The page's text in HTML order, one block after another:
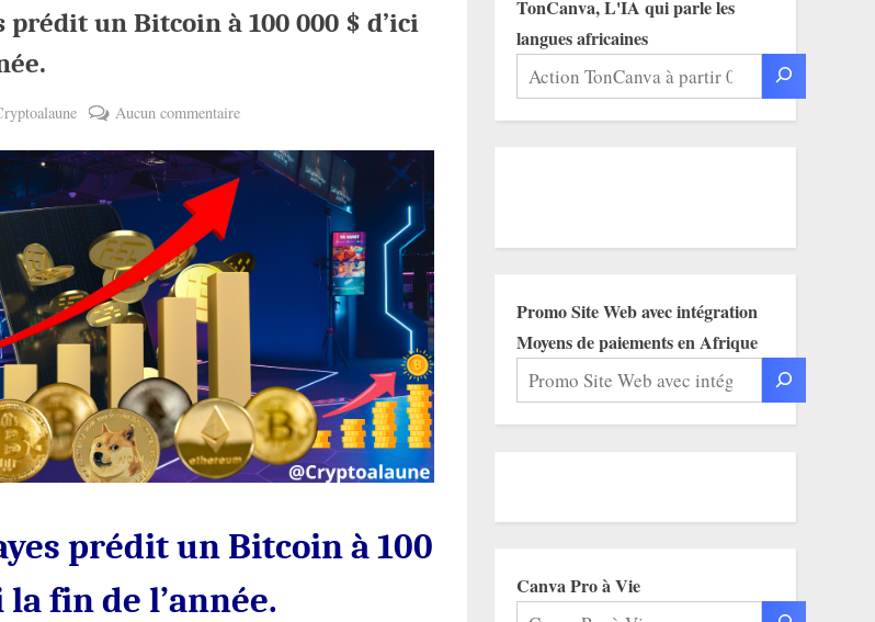
un Bitcoin à 100 000 $ d’ici
Aucun commentairesur
Hayes
Bitcoin
à
100
000
d’ici
la
fin
de
prédit un Bitcoin à 100
la fin de l’année.
TonCanva, L'IA qui parle les
langues africaines
Promo Site Web avec intégration
Moyens de paiements en Afrique
Canva Pro à Vie